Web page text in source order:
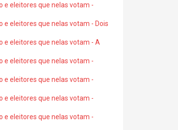
e eleitores que nelas votam -
e eleitores que nelas votam - Dois
e eleitores que nelas votam - A
e eleitores que nelas votam -
e eleitores que nelas votam -
e eleitores que nelas votam -
e eleitores que nelas votam -